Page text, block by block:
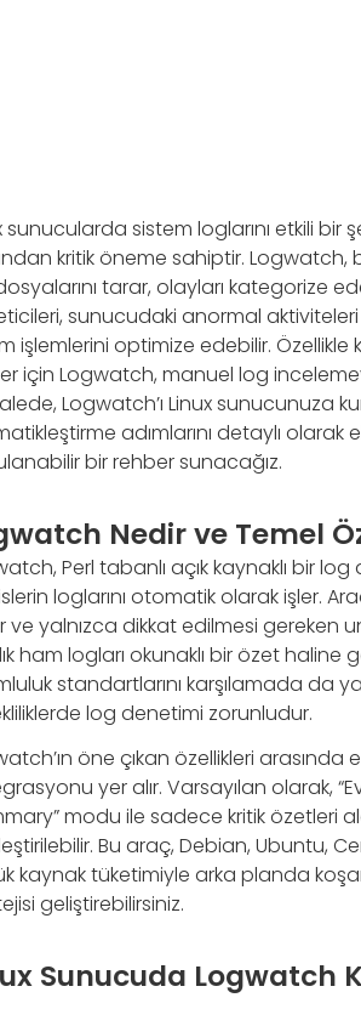
sunucularda sistem loglarını etkili
kritik öneme sahiptir.
tarar, olayları kategorize
sunucudaki anormal aktiviteleri
işlemlerini optimize edebilir.
için Logwatch, manuel log
Logwatch’ı Linux sunucunuza
adımlarını detaylı olarak
bir rehber sunacağız.
Nedir ve Temel
Perl tabanlı açık kaynaklı bir
loglarını otomatik olarak işler.
ve yalnızca dikkat edilmesi gereken
ham logları okunaklı bir özet
standartlarını karşılamada da
log denetimi zorunludur.
öne çıkan özellikleri
yer alır. Varsayılan olarak,
modu ile sadece kritik özetleri
Bu araç, Debian, Ubuntu,
kaynak tüketimiyle arka planda
geliştirebilirsiniz.
Sunucuda Logwatch